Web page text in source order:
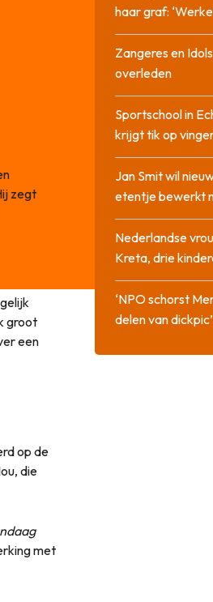
zegt
groot
een
op de
die
met
haar graf:
Zangeres en
overleden
Sportschool in
krijgt tik op
Jan Smit wil
etentje bewerkt
Nederlandse
Kreta, drie
‘NPO schorst
delen van dickpic’